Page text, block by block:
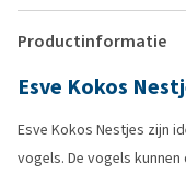
Productinformatie
Esve Kokos
Esve Kokos Nestjes zijn
vogels. De vogels